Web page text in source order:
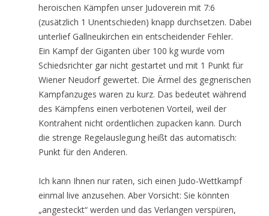
heroischen Kämpfen unser Judoverein mit 7:6
(zusätzlich 1 Unentschieden) knapp durchsetzen. Dabei
unterlief Gallneukirchen ein entscheidender Fehler.
Ein Kampf der Giganten über 100 kg wurde vom
Schiedsrichter gar nicht gestartet und mit 1 Punkt für
Wiener Neudorf gewertet. Die Ärmel des gegnerischen
Kampfanzuges waren zu kurz. Das bedeutet während
des Kämpfens einen verbotenen Vorteil, weil der
Kontrahent nicht ordentlichen zupacken kann. Durch
die strenge Regelauslegung heißt das automatisch:
Punkt für den Anderen.
Ich kann Ihnen nur raten, sich einen Judo-Wettkampf
einmal live anzusehen. Aber Vorsicht: Sie könnten
„angesteckt“ werden und das Verlangen verspüren,